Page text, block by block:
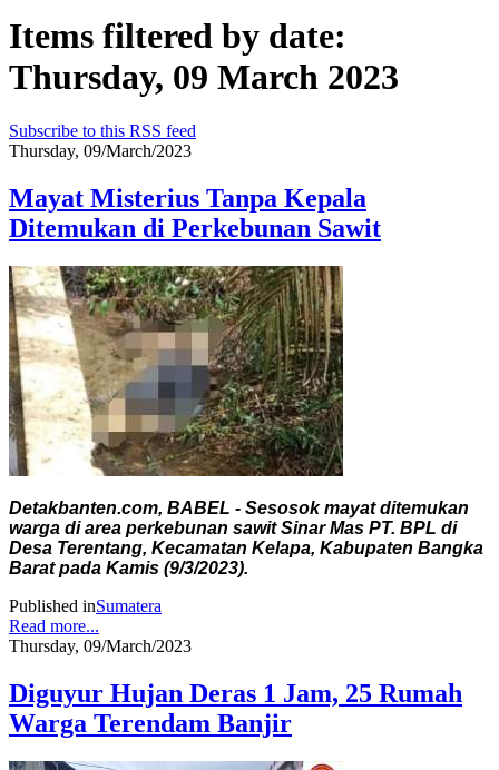
Items filtered by date:
Thursday, 09 March 2023
Subscribe to this RSS feed
Thursday, 09/March/2023
Mayat Misterius Tanpa Kepala
Ditemukan di Perkebunan Sawit
Detakbanten.com, BABEL - Sesosok mayat ditemukan
warga di area perkebunan sawit Sinar Mas PT. BPL di
Desa Terentang, Kecamatan Kelapa, Kabupaten Bangka
Barat pada Kamis (9/3/2023).
Published inSumatera
Read more...
Thursday, 09/March/2023
Diguyur Hujan Deras 1 Jam, 25 Rumah
Warga Terendam Banjir